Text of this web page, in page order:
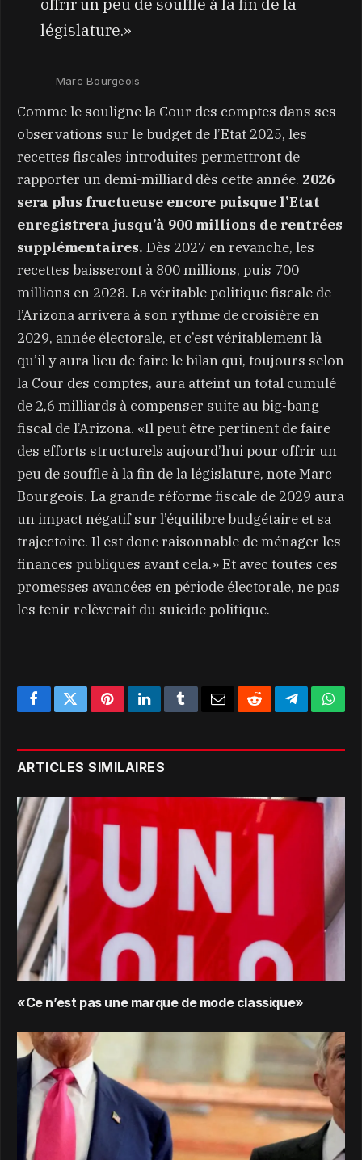
législature.»
Marc Bourgeois
Comme le souligne la Cour des comptes dans ses
observations sur le budget de l’Etat 2025, les
recettes fiscales introduites permettront de
rapporter un demi-milliard dès cette année. 2026
sera plus fructueuse encore puisque l’Etat
enregistrera jusqu’à 900 millions de rentrées
supplémentaires. Dès 2027 en revanche, les
recettes baisseront à 800 millions, puis 700
millions en 2028. La véritable politique fiscale de
l’Arizona arrivera à son rythme de croisière en
2029, année électorale, et c’est véritablement là
qu’il y aura lieu de faire le bilan qui, toujours selon
la Cour des comptes, aura atteint un total cumulé
de 2,6 milliards à compenser suite au big-bang
fiscal de l’Arizona. «Il peut être pertinent de faire
des efforts structurels aujourd’hui pour offrir un
peu de souffle à la fin de la législature, note Marc
Bourgeois. La grande réforme fiscale de 2029 aura
un impact négatif sur l’équilibre budgétaire et sa
trajectoire. Il est donc raisonnable de ménager les
finances publiques avant cela.» Et avec toutes ces
promesses avancées en période électorale, ne pas
les tenir relèverait du suicide politique.
FacebookTwitterPinterestLinkedInTumblr EmailRedditTelegram
ARTICLES SIMILAIRES
«Ce n’est pas une marque de mode classique»